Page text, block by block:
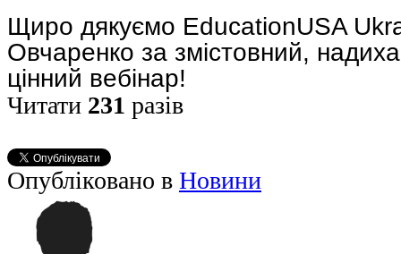
Щиро дякуємо EducationUSA
Овчаренко за змістовний,
цінний вебінар!
Читати 231 разів
Опубліковано в Новини